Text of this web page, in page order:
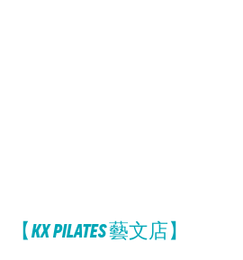
【KX PILATES 藝文店】